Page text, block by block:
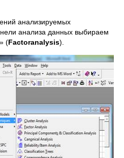
анализируемых
анализа данных выбираем
(Factoranalysis).